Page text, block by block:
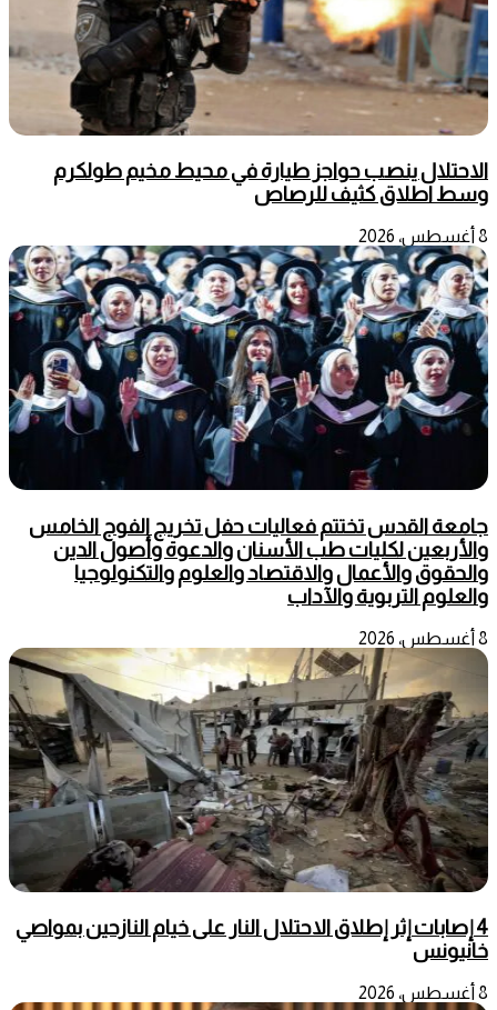
الاحتلال ينصب حواجز طيارة في محيط مخيم طولكرم
وسط اطلاق كثيف للرصاص
8 أغسطس، 2026
جامعة القدس تختتم فعاليات حفل تخريج الفوج الخامس
والأربعين لكليات طب الأسنان والدعوة وأصول الدين
والحقوق والأعمال والاقتصاد والعلوم والتكنولوجيا
والعلوم التربوية والآداب
8 أغسطس، 2026
4 إصابات إثر إطلاق الاحتلال النار على خيام النازحين بمواصي
خانيونس
8 أغسطس، 2026